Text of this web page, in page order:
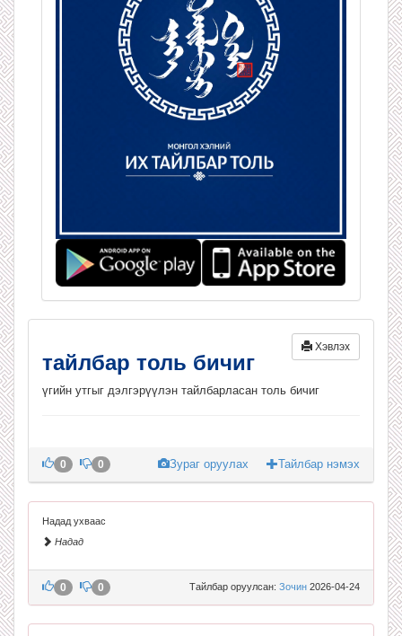
Хэвлэх
тайлбар толь бичиг
үгийн утгыг дэлгэрүүлэн тайлбарласан толь бичиг
Зураг оруулах Тайлбар нэмэх
0 0
Надад ухваас
Надад
Тайлбар оруулсан: Зочин 2026-04-24
0 0